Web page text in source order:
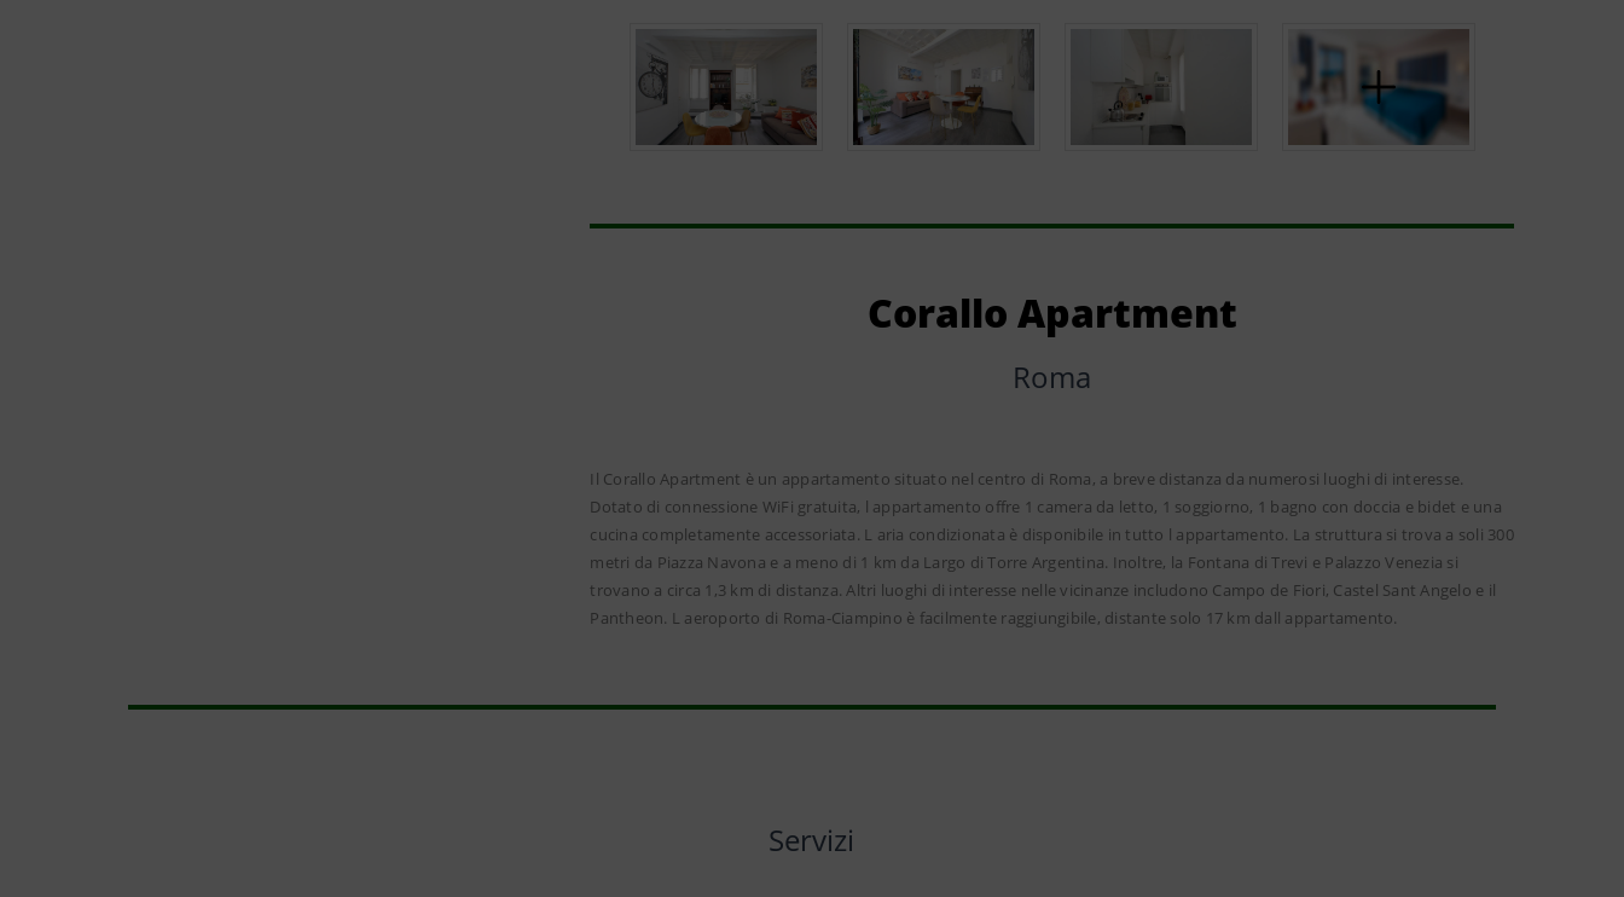
Corallo Apartment
Roma
Il Corallo Apartment è un appartamento situato nel centro di Roma, a breve distanza da numerosi luoghi di interesse.
Dotato di connessione WiFi gratuita, l appartamento offre 1 camera da letto, 1 soggiorno, 1 bagno con doccia e bidet e una
cucina completamente accessoriata. L aria condizionata è disponibile in tutto l appartamento. La struttura si trova a soli 300
metri da Piazza Navona e a meno di 1 km da Largo di Torre Argentina. Inoltre, la Fontana di Trevi e Palazzo Venezia si
trovano a circa 1,3 km di distanza. Altri luoghi di interesse nelle vicinanze includono Campo de Fiori, Castel Sant Angelo e il
Pantheon. L aeroporto di Roma-Ciampino è facilmente raggiungibile, distante solo 17 km dall appartamento.
Servizi